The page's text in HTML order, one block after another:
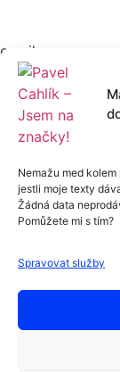
Nemažu med
jestli moje texty
Žádná data
Pomůžete mi s tím?
Spravovat služby
email
Přihlásit se
©2026 Všechna
není uvedeno
Většina
Ale přes
43
kterou můžete
Stačí se